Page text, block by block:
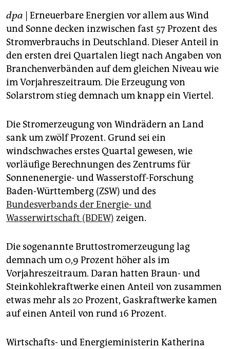
abo
genossenschaft
epaper login
dpa | Erneuerbare Energien vor allem aus Wind
und Sonne decken inzwischen fast 57 Prozent des
Stromverbrauchs in Deutschland. Dieser Anteil in
den ersten drei Quartalen liegt nach Angaben von
Branchenverbänden auf dem gleichen Niveau wie
im Vorjahreszeitraum. Die Erzeugung von
Solarstrom stieg demnach um knapp ein Viertel.
Die Stromerzeugung von Windrädern an Land
sank um zwölf Prozent. Grund sei ein
windschwaches erstes Quartal gewesen, wie
vorläufige Berechnungen des Zentrums für
Sonnenenergie- und Wasserstoff-Forschung
Baden-Württemberg (ZSW) und des
Bundesverbands der Energie- und
Wasserwirtschaft (BDEW) zeigen.
Die sogenannte Bruttostromerzeugung lag
demnach um 0,9 Prozent höher als im
Vorjahreszeitraum. Daran hatten Braun- und
Steinkohlekraftwerke einen Anteil von zusammen
etwas mehr als 20 Prozent, Gaskraftwerke kamen
auf einen Anteil von rund 16 Prozent.
Wirtschafts- und Energieministerin Katherina